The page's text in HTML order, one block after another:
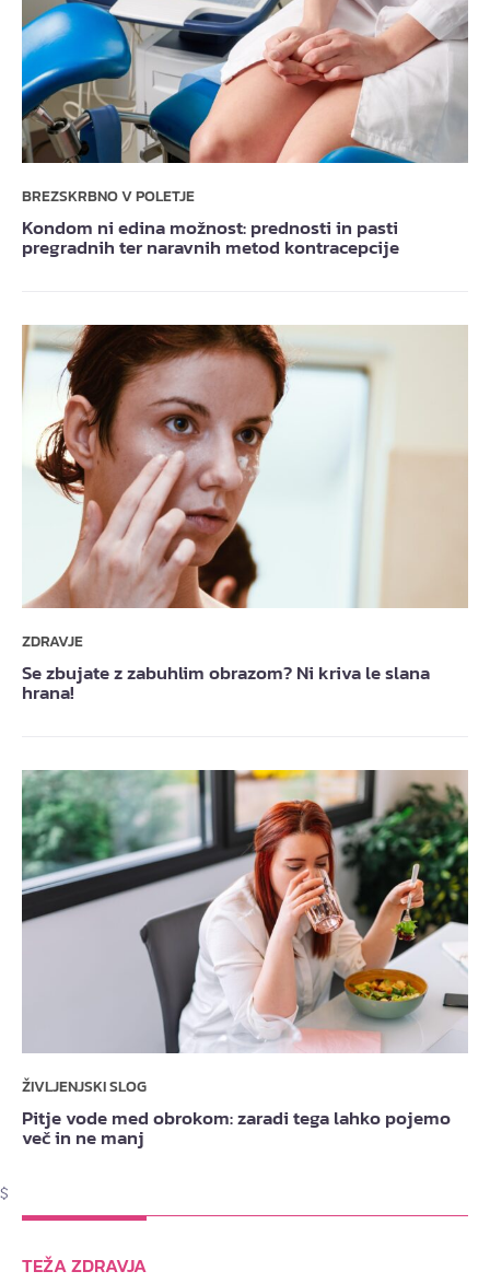
BREZSKRBNO V POLETJE
Kondom ni edina možnost: prednosti in pasti
pregradnih ter naravnih metod kontracepcije
ZDRAVJE
Se zbujate z zabuhlim obrazom? Ni kriva le slana
hrana!
ŽIVLJENJSKI SLOG
Pitje vode med obrokom: zaradi tega lahko pojemo
več in ne manj
$
TEŽA ZDRAVJA